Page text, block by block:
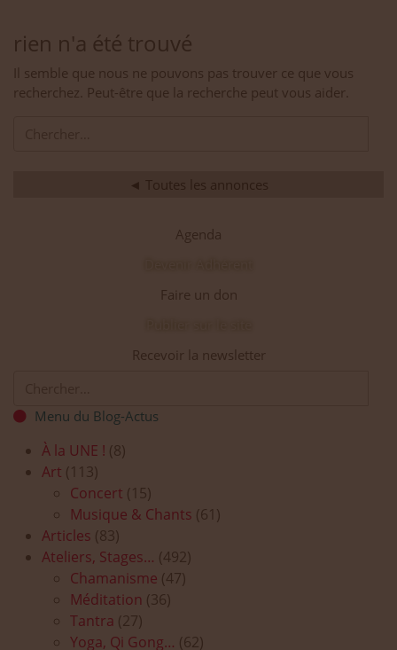
rien n'a été trouvé
Il semble que nous ne pouvons pas trouver ce que vous
recherchez. Peut-être que la recherche peut vous aider.
◄ Toutes les annonces
Agenda
Faire un don
Recevoir la newsletter
Menu du Blog-Actus
À la UNE ! (8)
Art (113)
Concert (15)
Musique & Chants (61)
Articles (83)
Ateliers, Stages… (492)
Chamanisme (47)
Méditation (36)
Tantra (27)
Yoga, Qi Gong… (62)